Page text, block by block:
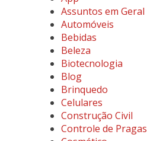
Assuntos em Geral
Automóveis
Bebidas
Beleza
Biotecnologia
Blog
Brinquedo
Celulares
Construção Civil
Controle de Pragas